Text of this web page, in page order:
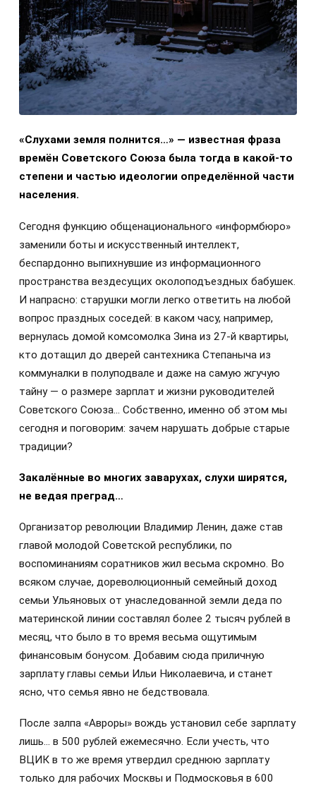
«Слухами земля полнится…» — известная фраза
времён Советского Союза была тогда в какой-то
степени и частью идеологии определённой части
населения.
Сегодня функцию общенационального «информбюро»
заменили боты и искусственный интеллект,
беспардонно выпихнувшие из информационного
пространства вездесущих околоподъездных бабушек.
И напрасно: старушки могли легко ответить на любой
вопрос праздных соседей: в каком часу, например,
вернулась домой комсомолка Зина из 27-й квартиры,
кто дотащил до дверей сантехника Степаныча из
коммуналки в полуподвале и даже на самую жгучую
тайну — о размере зарплат и жизни руководителей
Советского Союза… Собственно, именно об этом мы
сегодня и поговорим: зачем нарушать добрые старые
традиции?
Закалённые во многих заварухах, слухи ширятся,
не ведая преград…
Организатор революции Владимир Ленин, даже став
главой молодой Советской республики, по
воспоминаниям соратников жил весьма скромно. Во
всяком случае, дореволюционный семейный доход
семьи Ульяновых от унаследованной земли деда по
материнской линии составлял более 2 тысяч рублей в
месяц, что было в то время весьма ощутимым
финансовым бонусом. Добавим сюда приличную
зарплату главы семьи Ильи Николаевича, и станет
ясно, что семья явно не бедствовала.
После залпа «Авроры» вождь установил себе зарплату
лишь… в 500 рублей ежемесячно. Если учесть, что
ВЦИК в то же время утвердил среднюю зарплату
только для рабочих Москвы и Подмосковья в 600